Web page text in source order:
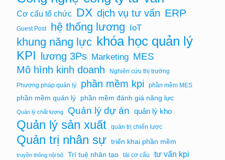
Cơ cấu tổ chức DX dịch vụ tư vấn ERP
Guest Post hệ thống lương IoT
khung năng lực khóa học quản lý
KPI lương 3Ps Marketing MES
Mô hình kinh doanh
Nghiên cứu thị trường
Phương pháp quản lý
phần mềm kpi phần mềm MES
phần mềm quản lý phần mềm đánh giá năng lực
Quản lý chất lượng Quản lý dự án quản lý kho
Quản lý sản xuất quản trị chiến lược
Quản trị nhân sự triển khai phần mềm
truyền thông nội bộ Trí tuệ nhân tạo tái cơ cấu tư vấn kpi